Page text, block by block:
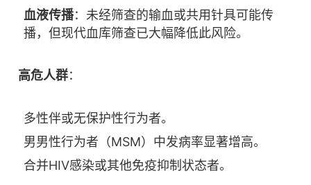
血液传播：未经筛查的输血或共用针具可能传
播，但现代血库筛查已大幅降低此风险。
高危人群：
多性伴或无保护性行为者。
男男性行为者（MSM）中发病率显著增高。
合并HIV感染或其他免疫抑制状态者。